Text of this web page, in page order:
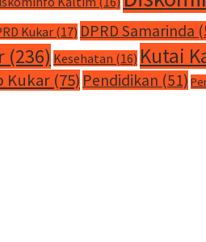
Kukar (17) DPRD Samarinda
(236) Kesehatan (16) Kutai
Kukar (75) Pendidikan (51)